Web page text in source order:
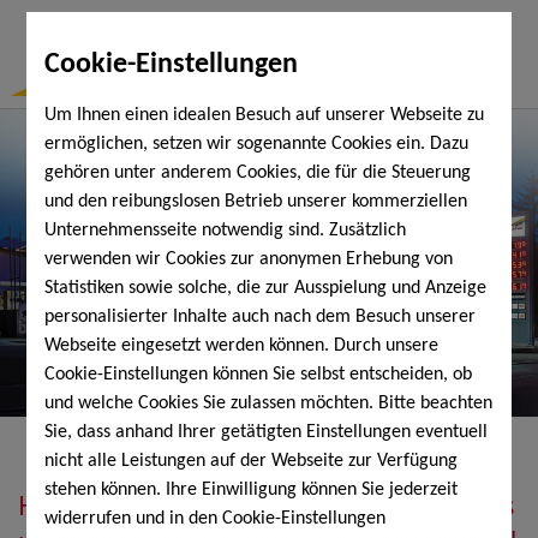
Cookie-Einstellungen
Um Ihnen einen idealen Besuch auf unserer Webseite zu
ermöglichen, setzen wir sogenannte Cookies ein. Dazu
gehören unter anderem Cookies, die für die Steuerung
und den reibungslosen Betrieb unserer kommerziellen
Unternehmensseite notwendig sind. Zusätzlich
verwenden wir Cookies zur anonymen Erhebung von
Statistiken sowie solche, die zur Ausspielung und Anzeige
personalisierter Inhalte auch nach dem Besuch unserer
Webseite eingesetzt werden können. Durch unsere
Cookie-Einstellungen können Sie selbst entscheiden, ob
und welche Cookies Sie zulassen möchten. Bitte beachten
Sie, dass anhand Ihrer getätigten Einstellungen eventuell
nicht alle Leistungen auf der Webseite zur Verfügung
stehen können. Ihre Einwilligung können Sie jederzeit
widerrufen und in den Cookie-Einstellungen
Heizöl, Diesel, Schmierstoffe, Holzpellets